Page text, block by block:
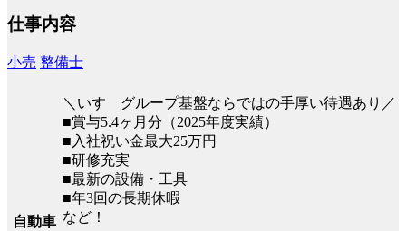
仕事内容
小売 整備士
自動車
＼いすゞグループ基盤ならではの手厚い待遇あり／
■賞与5.4ヶ月分（2025年度実績）
■入社祝い金最大25万円
■研修充実
■最新の設備・工具
■年3回の長期休暇
など！